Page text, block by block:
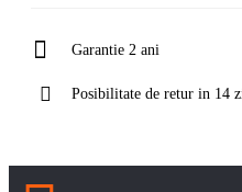
Garantie 2 ani
Posibilitate de retur in 14